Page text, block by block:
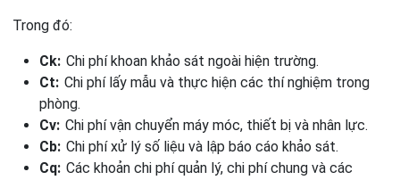
Trong đó:
Ck: Chi phí khoan khảo sát ngoài hiện trường.
Ct: Chi phí lấy mẫu và thực hiện các thí nghiệm trong
phòng.
Cv: Chi phí vận chuyển máy móc, thiết bị và nhân lực.
Cb: Chi phí xử lý số liệu và lập báo cáo khảo sát.
Cq: Các khoản chi phí quản lý, chi phí chung và các